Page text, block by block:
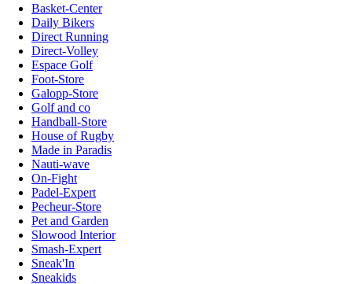
Basket-Center
Daily Bikers
Direct Running
Direct-Volley
Espace Golf
Foot-Store
Galopp-Store
Golf and co
Handball-Store
House of Rugby
Made in Paradis
Nauti-wave
On-Fight
Padel-Expert
Pecheur-Store
Pet and Garden
Slowood Interior
Smash-Expert
Sneak'In
Sneakids